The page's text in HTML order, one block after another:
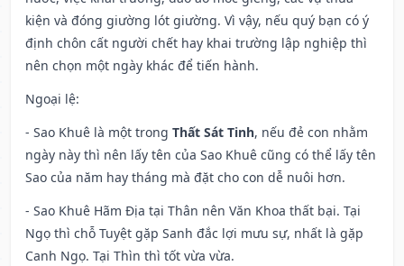
kiện và đóng giường lót giường. Vì vậy, nếu quý bạn có ý
định chôn cất người chết hay khai trường lập nghiệp thì
nên chọn một ngày khác để tiến hành.
Ngoại lệ:
- Sao Khuê là một trong Thất Sát Tinh, nếu đẻ con nhằm
ngày này thì nên lấy tên của Sao Khuê cũng có thể lấy tên
Sao của năm hay tháng mà đặt cho con dễ nuôi hơn.
- Sao Khuê Hãm Địa tại Thân nên Văn Khoa thất bại. Tại
Ngọ thì chỗ Tuyệt gặp Sanh đắc lợi mưu sự, nhất là gặp
Canh Ngọ. Tại Thìn thì tốt vừa vừa.